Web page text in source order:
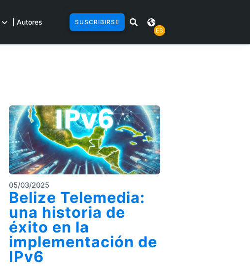
| Autores
SUSCRIBIRSE
ES
05/03/2025
Belize Telemedia:
una historia de
éxito en la
implementación de
IPv6